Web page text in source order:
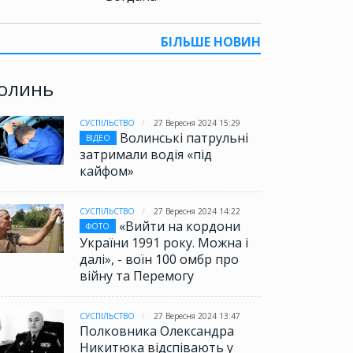
БІЛЬШЕ НОВИН
СУСПІЛЬСТВО
27 Вересня 2024 15:29
ВІДЕО
Волинські патрульні
затримали водія «під
кайфом»
СУСПІЛЬСТВО
27 Вересня 2024 14:22
ФОТО
«Вийти на кордони
України 1991 року. Можна і
далі», - воїн 100 омбр про
війну та Перемогу
СУСПІЛЬСТВО 27 Вересня 2024 13:47
Полковника Олександра
Никитюка відспівають у